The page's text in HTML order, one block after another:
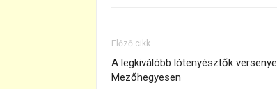
Előző cikk
A legkiválóbb lótenyésztők versenye
Mezőhegyesen